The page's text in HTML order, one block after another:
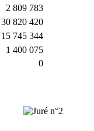
2 809 783
30 820 420
15 745 344
1 400 075
0